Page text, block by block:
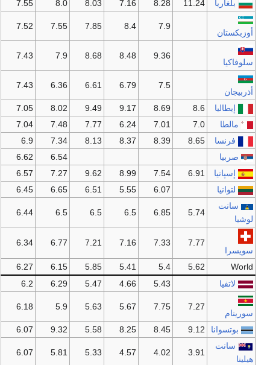
بلغاريا 11.24
8.28
7.16
8.03
8.0
7.55
أوزبكستان
7.9
8.4
7.85
7.55
7.52
سلوفاكيا
9.36
8.48
8.68
7.9
7.43
أذربيجان
7.5
6.79
6.61
6.36
7.43
إيطاليا 8.6
8.69
9.17
9.49
8.02
7.05
مالطا
7.0
7.01
6.24
7.77
7.48
7.04
فرنسا
8.65
8.39
8.37
8.13
7.34
6.9
صربيا
6.54
6.62
إسپانيا
6.91
7.54
8.99
9.62
7.27
6.57
لتوانيا
6.07
5.55
6.51
6.65
6.45
سانت
لوشيا
5.74
6.85
6.5
6.5
6.5
6.44
سويسرا
7.77
7.33
7.16
7.21
6.77
6.34
World
5.62
5.4
5.41
5.85
6.15
6.27
لاتفيا
5.43
4.66
5.47
6.29
6.2
سورينام
7.27
7.75
5.67
5.63
5.9
6.18
بوتسوانا 9.12
8.45
8.25
5.58
9.32
6.07
سانت
هيلينا
3.91
4.02
4.57
5.33
5.81
6.07